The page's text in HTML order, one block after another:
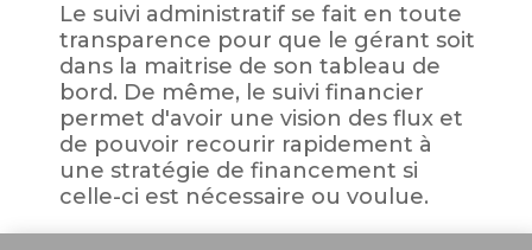
Le suivi administratif se fait en toute
transparence pour que le gérant soit
dans la maitrise de son tableau de
bord. De même, le suivi financier
permet d'avoir une vision des flux et
de pouvoir recourir rapidement à
une stratégie de financement si
celle-ci est nécessaire ou voulue.